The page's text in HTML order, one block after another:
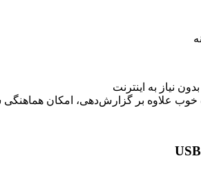
نیاز به اینترنت
علاوه بر گزارش‌دهی، امکان